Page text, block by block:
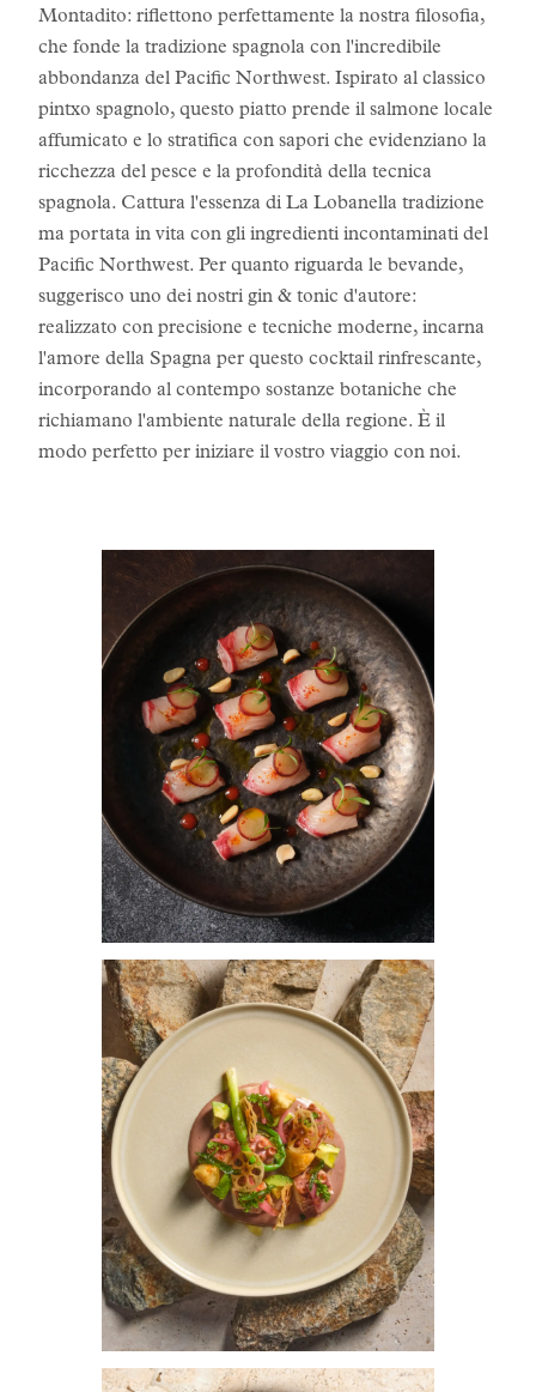
Montadito: riflettono perfettamente la nostra filosofia,
che fonde la tradizione spagnola con l'incredibile
abbondanza del Pacific Northwest. Ispirato al classico
pintxo spagnolo, questo piatto prende il salmone locale
affumicato e lo stratifica con sapori che evidenziano la
ricchezza del pesce e la profondità della tecnica
spagnola. Cattura l'essenza di La Lobanella tradizione
ma portata in vita con gli ingredienti incontaminati del
Pacific Northwest. Per quanto riguarda le bevande,
suggerisco uno dei nostri gin & tonic d'autore:
realizzato con precisione e tecniche moderne, incarna
l'amore della Spagna per questo cocktail rinfrescante,
incorporando al contempo sostanze botaniche che
richiamano l'ambiente naturale della regione. È il
modo perfetto per iniziare il vostro viaggio con noi.